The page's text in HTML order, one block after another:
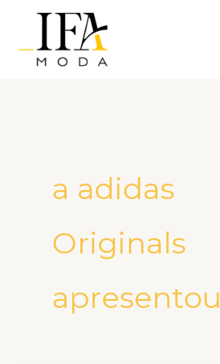
a adidas
Originals
apresentou